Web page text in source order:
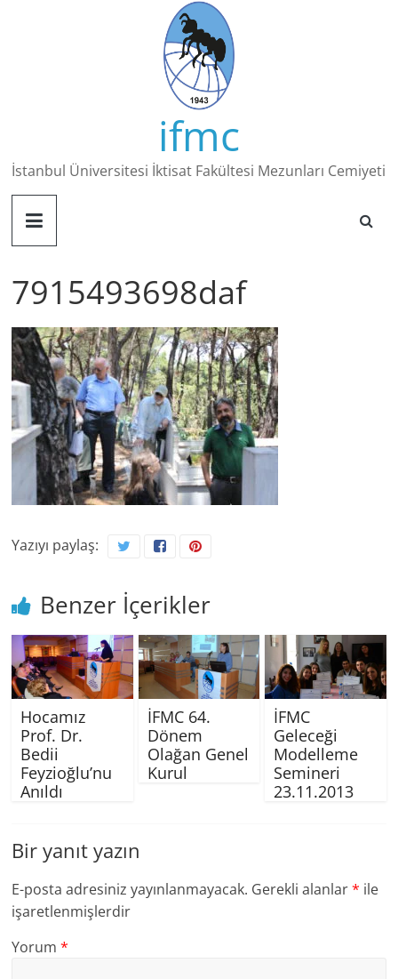
ifmc
İstanbul Üniversitesi İktisat Fakültesi Mezunları Cemiyeti
7915493698daf
Yazıyı paylaş:
Benzer İçerikler
Hocamız
Prof. Dr.
Bedii
Feyzioğlu’nu
Anıldı
İFMC 64.
Dönem
Olağan Genel
Kurul
İFMC
Geleceği
Modelleme
Semineri
23.11.2013
Bir yanıt yazın
E-posta adresiniz yayınlanmayacak. Gerekli alanlar* ile
işaretlenmişlerdir
Yorum*